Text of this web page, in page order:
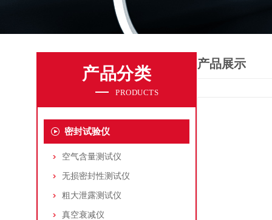
产品分类
PRODUCTS
密封试验仪
空气含量测试仪
无损密封性测试仪
粗大泄露测试仪
真空衰减仪
产品展示